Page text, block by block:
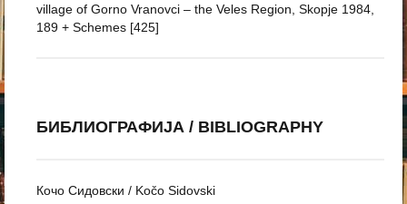
village of Gorno Vranovci – the Veles Region, Skopje 1984,
189 + Schemes [425]
БИБЛИОГРАФИЈА / BIBLIOGRAPHY
Кочо Сидовски / Kočo Sidovski